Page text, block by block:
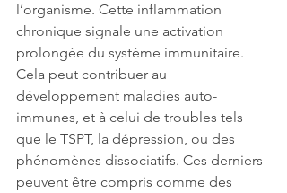
l’organisme. Cette inflammation
chronique signale une activation
prolongée du système immunitaire.
Cela peut contribuer au
développement maladies auto-
immunes, et à celui de troubles tels
que le TSPT, la dépression, ou des
phénomènes dissociatifs. Ces derniers
peuvent être compris comme des